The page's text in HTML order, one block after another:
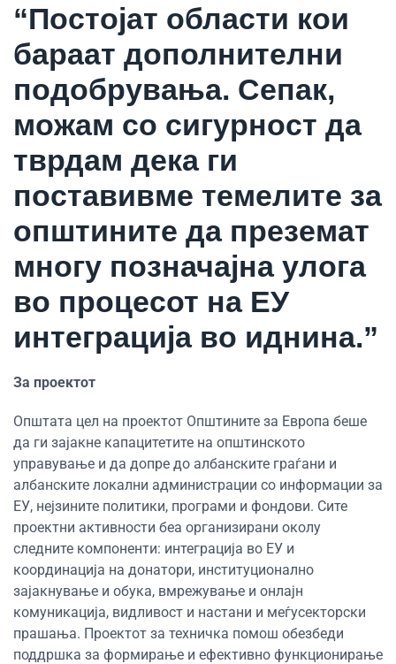
“Постојат области кои
бараат дополнителни
подобрувања. Сепак,
можам со сигурност да
тврдам дека ги
поставивме темелите за
општините да преземат
многу позначајна улога
во процесот на ЕУ
интеграција во иднина.”
За проектот
Општата цел на проектот Општините за Европа беше
да ги зајакне капацитетите на општинското
управување и да допре до албанските граѓани и
албанските локални администрации со информации за
ЕУ, нејзините политики, програми и фондови. Сите
проектни активности беа организирани околу
следните компоненти: интеграција во ЕУ и
координација на донатори, институционално
зајакнување и обука, вмрежување и онлајн
комуникација, видливост и настани и меѓусекторски
прашања. Проектот за техничка помош обезбеди
поддршка за формирање и ефективно функционирање